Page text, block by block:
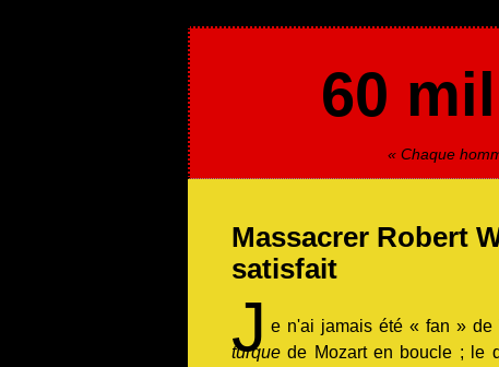
60
« Chaque
Massacrer Robert
satisfait
J e n'ai jamais été « fan » de
turque de Mozart en boucle ; le